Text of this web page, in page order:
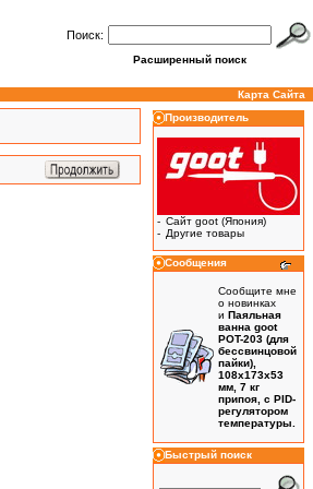
Поиск:
Расширенный поиск
Карта Сайта
Производитель
- Сайт goot (Япония)
- Другие товары
Сообщения
Сообщите мне
о новинках
и Паяльная
ванна goot
POT-203 (для
бессвинцовой
пайки),
108x173x53
мм, 7 кг
припоя, с PID-
регулятором
температуры.
Быстрый поиск